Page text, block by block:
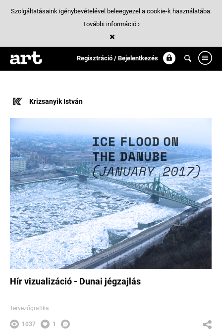
Regisztráció / Bejelentkezés
Találatok/ 3:
vizualizacio
Krizsanyik István
Hír vizualizáció - Dunai jégzajlás
Tervezőgrafika
1037 1
Szolgáltatásaink igénybevételével beleegyezel a cookie-k használatába.
További információ ›